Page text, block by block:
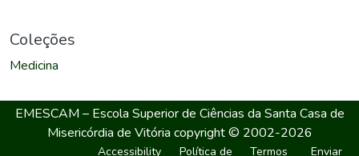
Coleções
Medicina
EMESCAM – Escola Superior de Ciências da Santa Casa de
Misericórdia de Vitória copyright © 2002-2026
Accessibility Política de Termos Enviar